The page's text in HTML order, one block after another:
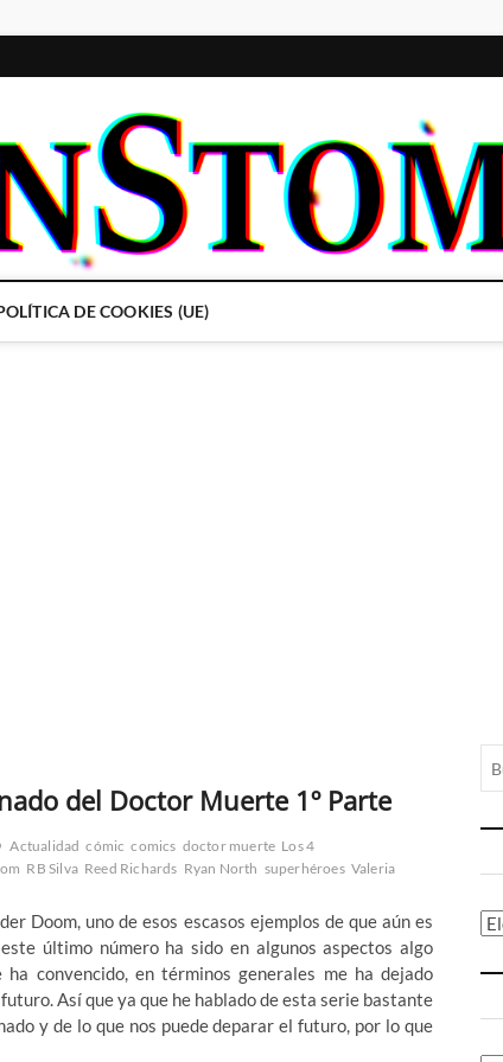
DE COOKIES (UE)
del Doctor Muerte 1º Parte
Actualidad cómic comics doctor muerte Los 4
RB Silva Reed Richards Ryan North superhéroes Valeria
Doom, uno de esos escasos ejemplos de que aún es
último número ha sido en algunos aspectos algo
convencido, en términos generales me ha dejado
Así que ya que he hablado de esta serie bastante
y de lo que nos puede deparar el futuro, por lo que